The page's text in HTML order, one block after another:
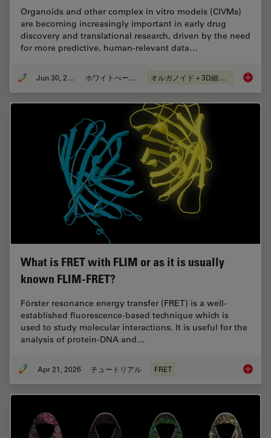
Organoids and other complex in vitro models (CIVMs)
are becoming increasingly important in early drug
discovery and translational research, driven by the need
for more predictive, human-relevant data…
Jun 30, 2026 ホワイトぺーパー オルガノイド＋3D細胞培養
What is FRET with FLIM or as it is usually
known FLIM-FRET?
Förster resonance energy transfer (FRET) is a well-
established fluorescence-based technique which is
used to study molecular interactions. It is useful for the
analysis of protein-DNA and…
Apr 21, 2026 チュートリアル FRET What is